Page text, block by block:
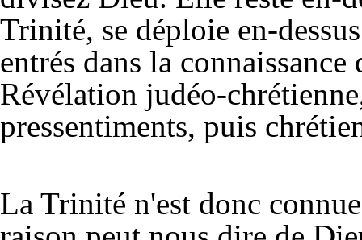
Trinité, se déploie en-
entrés dans la
Révélation judéo-
pressentiments, puis
La Trinité n'est donc